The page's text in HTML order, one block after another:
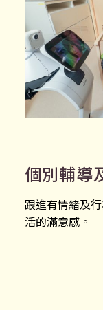
個別輔導
跟進有情緒及
活的滿意感。